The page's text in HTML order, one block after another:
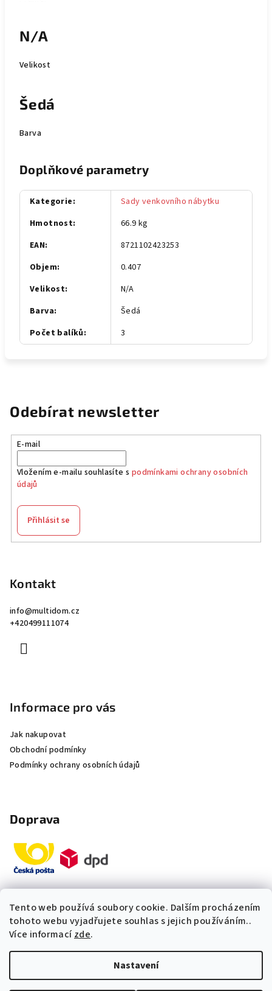
Tento web používá soubory cookie. Dalším procházením
tohoto webu vyjadřujete souhlas s jejich používáním..
Více informacízde.
Nastavení
N/A
Velikost
Šedá
Barva
Doplňkové parametry
Kategorie:
Sady venkovního nábytku
Hmotnost:
66.9 kg
EAN:
8721102423253
Objem:
0.407
Velikost:
N/A
Barva:
Šedá
Počet balíků: 3
Odebírat newsletter
E-mail
Vložením e-mailu souhlasíte s podmínkami ochrany osobních
údajů
Přihlásit se
Kontakt
info@multidom.cz
+420499111074
Informace pro vás
Jak nakupovat
Obchodní podmínky
Podmínky ochrany osobních údajů
Doprava
Platby
„Odpovídáme okamžitě. S čím
vám můžeme pomoci?“